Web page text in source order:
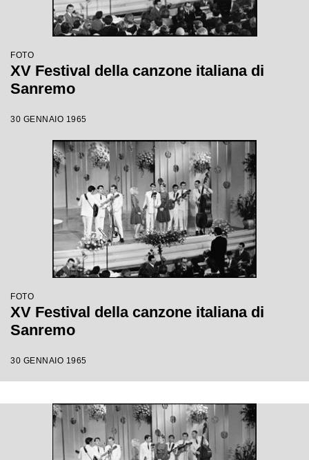
FOTO
XV Festival della canzone italiana di
Sanremo
30 GENNAIO 1965
FOTO
XV Festival della canzone italiana di
Sanremo
30 GENNAIO 1965